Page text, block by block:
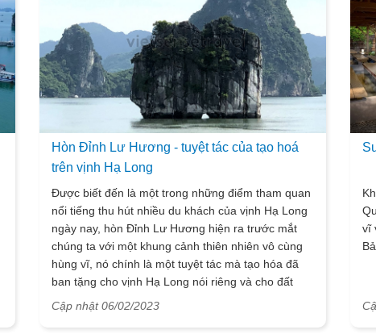
Hòn Đỉnh Lư Hương - tuyệt tác của tạo hoá
trên vịnh Hạ Long
Được biết đến là một trong những điểm tham quan
nổi tiếng thu hút nhiều du khách của vịnh Hạ Long
ngày nay, hòn Đỉnh Lư Hương hiện ra trước mắt
chúng ta với một khung cảnh thiên nhiên vô cùng
hùng vĩ, nó chính là một tuyệt tác mà tạo hóa đã
ban tặng cho vịnh Hạ Long nói riêng và cho đất
nước ta nói chung, là một trong những điểm đến
Cập nhật 06/02/2023
vĩ